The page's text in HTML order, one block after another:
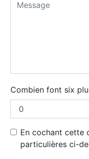
Combien font six
En cochant cette
particulières ci-